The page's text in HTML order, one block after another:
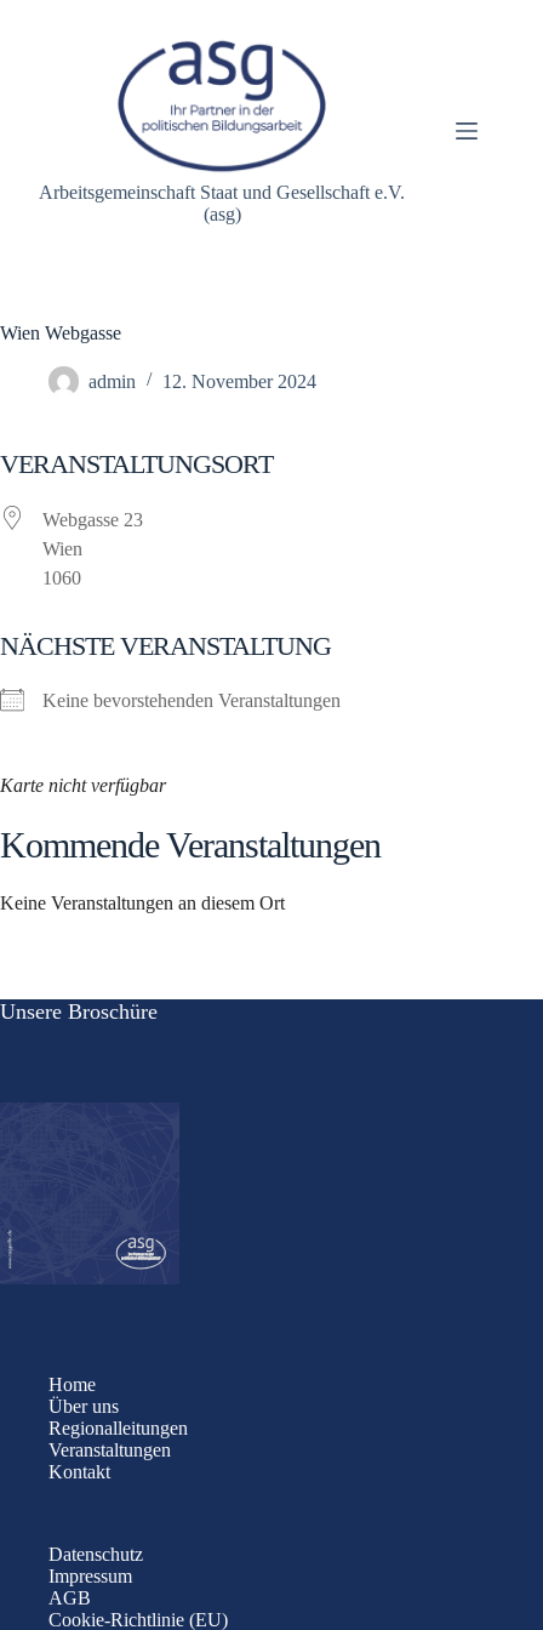
Arbeitsgemeinschaft Staat und Gesellschaft e.V.
(asg)
Wien Webgasse
admin 12. November 2024
VERANSTALTUNGSORT
Webgasse 23
Wien
1060
NÄCHSTE VERANSTALTUNG
Keine bevorstehenden Veranstaltungen
Karte nicht verfügbar
Kommende Veranstaltungen
Keine Veranstaltungen an diesem Ort
Unsere Broschüre
Home
Über uns
Regionalleitungen
Veranstaltungen
Kontakt
Datenschutz
Impressum
AGB
Cookie-Richtlinie (EU)